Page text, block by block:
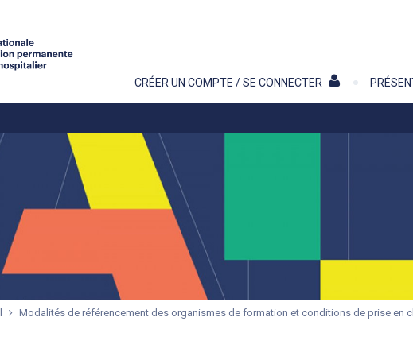
CRÉER UN COMPTE / SE CONNECTER
Modalités de référencement des organismes de formation et conditions de prise en